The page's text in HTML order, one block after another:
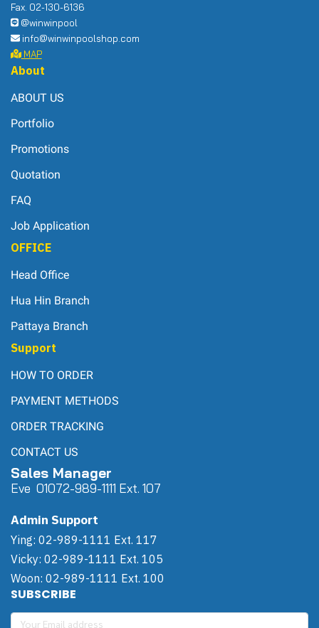
Fax. 02-130-6136
@winwinpool
info@winwinpoolshop.com
MAP
About
ABOUT US
Portfolio
Promotions
Quotation
FAQ
Job Application
OFFICE
Head Office
Hua Hin Branch
Pattaya Branch
Support
HOW TO ORDER
PAYMENT METHODS
ORDER TRACKING
CONTACT US
Sales Manager
Eve 01072-989-1111 Ext. 107
Admin Support
Ying: 02-989-1111 Ext. 117
Vicky: 02-989-1111 Ext. 105
Woon: 02-989-1111 Ext. 100
SUBSCRIBE